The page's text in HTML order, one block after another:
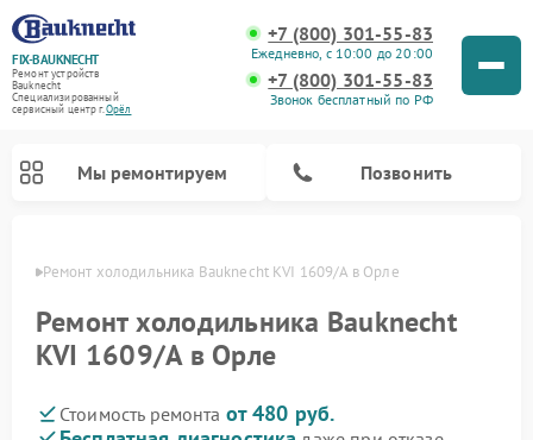
FIX-BAUKNECHT
Ремонт устройств
Bauknecht
Специализированный
cервисный центр г.Орёл
+7 (800) 301-55-83
Ежедневно, с 10:00 до 20:00
+7 (800) 301-55-83
Звонок бесплатный по РФ
Мы ремонтируем Позвонить
Ремонт холодильника Bauknecht KVI 1609/A в Орле
Ремонт холодильника Bauknecht
KVI 1609/A в Орле
Стоимость ремонта от 480 руб.